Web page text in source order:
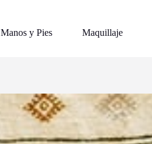
Manos y Pies Maquillaje